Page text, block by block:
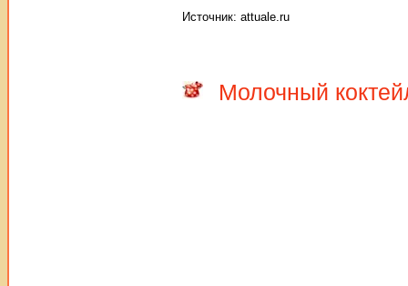
Источник: attuale.ru
Молочный